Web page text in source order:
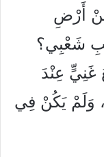
أَرْضِ
شَعْبِي؟
غَنِيٍّ عِنْدَ
وَلَمْ يَكُنْ فِي